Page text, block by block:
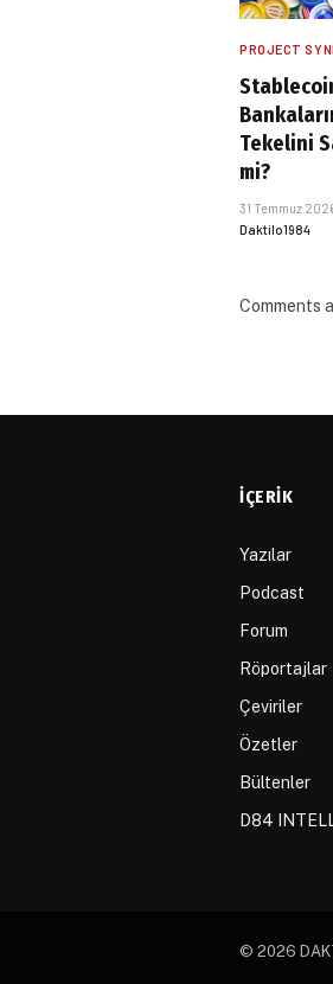
PROJECT
Tekelini
mi?
31 Temmuz
Daktilo1984
Comments
İÇERIK
Yazılar
Podcast
Forum
Röportajlar
Çeviriler
Özetler
Bültenler
D84
© 2026